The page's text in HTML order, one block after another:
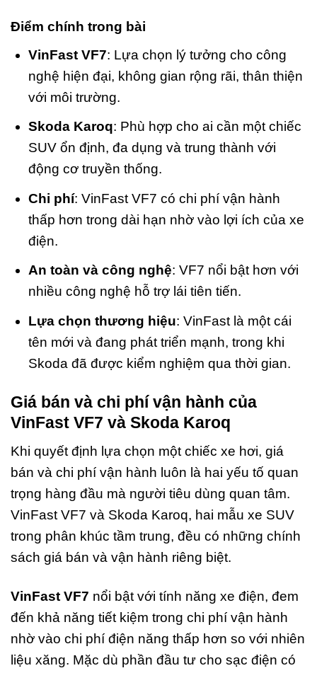
Điểm chính trong bài
VinFast VF7: Lựa chọn lý tưởng cho công
nghệ hiện đại, không gian rộng rãi, thân thiện
với môi trường.
Skoda Karoq: Phù hợp cho ai cần một chiếc
SUV ổn định, đa dụng và trung thành với
động cơ truyền thống.
Chi phí: VinFast VF7 có chi phí vận hành
thấp hơn trong dài hạn nhờ vào lợi ích của xe
điện.
An toàn và công nghệ: VF7 nổi bật hơn với
nhiều công nghệ hỗ trợ lái tiên tiến.
Lựa chọn thương hiệu: VinFast là một cái
tên mới và đang phát triển mạnh, trong khi
Skoda đã được kiểm nghiệm qua thời gian.
Giá bán và chi phí vận hành của
VinFast VF7 và Skoda Karoq
Khi quyết định lựa chọn một chiếc xe hơi, giá
bán và chi phí vận hành luôn là hai yếu tố quan
trọng hàng đầu mà người tiêu dùng quan tâm.
VinFast VF7 và Skoda Karoq, hai mẫu xe SUV
trong phân khúc tầm trung, đều có những chính
sách giá bán và vận hành riêng biệt.
VinFast VF7 nổi bật với tính năng xe điện, đem
đến khả năng tiết kiệm trong chi phí vận hành
nhờ vào chi phí điện năng thấp hơn so với nhiên
liệu xăng. Mặc dù phần đầu tư cho sạc điện có